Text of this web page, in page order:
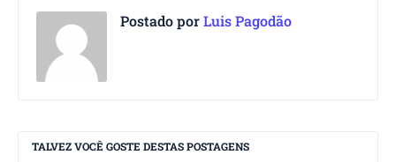
Postado porLuis Pagodão
TALVEZ VOCÊ GOSTE DESTAS POSTAGENS